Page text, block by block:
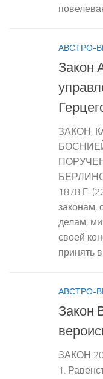
АВСТРО-
Закон
ЗАКОН,
1878 Г.
законам,
делам,
своей
принять
АВСТРО-
Закон
ЗАКОН
1.